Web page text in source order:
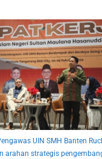
UIN SMH Banten
arahan strategis